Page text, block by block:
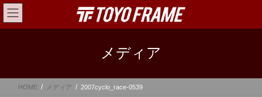
コ
ン
テ
ス
ナ
ビ
ゲ
ン
メディア
HOME メディア 2007cyclo_race-0539